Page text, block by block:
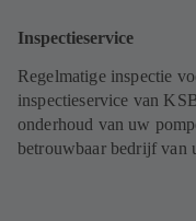
Inspectieservice
Regelmatige inspectie
inspectieservice van
onderhoud van uw
betrouwbaar bedrijf van